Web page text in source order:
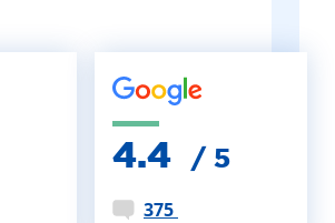
4.4 / 5
375